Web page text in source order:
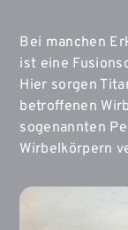
Bei manchen
ist eine
Hier sorgen
betroffenen
sogenannten
Wirbelkörpern